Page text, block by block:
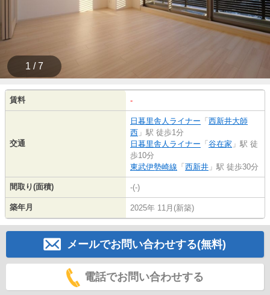
1 / 7
賃料 -
交通
日暮里舎人ライナー 「西新井大師
西 」駅 徒歩1分
日暮里舎人ライナー 「谷在家 」駅 徒
歩10分
東武伊勢崎線 「西新井 」駅 徒歩30分
間取り(面積) -(-)
築年月 2025年 11月(新築)
メールでお問い合わせする(無料)
電話でお問い合わせする